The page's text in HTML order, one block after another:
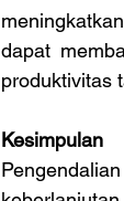
dapat
produktivitas
Kesimpulan